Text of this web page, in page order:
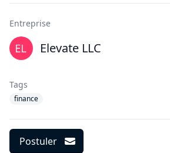
Entreprise
Elevate LLC
Tags
finance
Postuler